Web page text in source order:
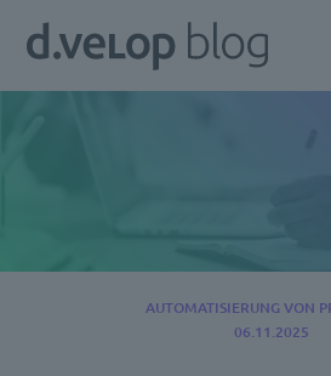
Zum
Inhalt
d.velop
AUTOMATISIERUNG VON
06.11.2025